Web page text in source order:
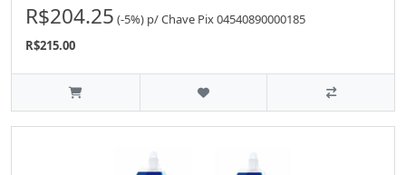
R$204.25 (-5%) p/Chave Pix 04540890000185
R$215.00